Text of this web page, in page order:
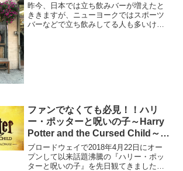
昨今、日本では立ち飲みバーが増えたと
ききますが、ニューヨークではスポーツ
バーなどで立ち飲みしてる人も多いけ
ファンでなくても必見！！ハリ
ー・ポッターと呪いの子～Harry
Potter and the Cursed Child～
2019年観劇レポート
ブロードウェイで2018年4月22日にオー
プンして以来話題沸騰の『ハリー・ポッ
ターと呪いの子』を先日観てきました。